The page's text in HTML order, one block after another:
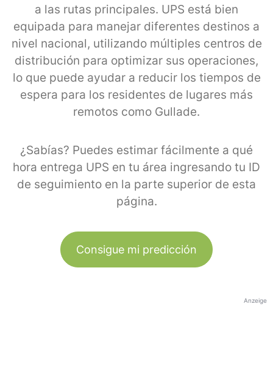
a las rutas principales. UPS está bien
equipada para manejar diferentes destinos a
nivel nacional, utilizando múltiples centros de
distribución para optimizar sus operaciones,
lo que puede ayudar a reducir los tiempos de
espera para los residentes de lugares más
remotos como Gullade.
¿Sabías? Puedes estimar fácilmente a qué
hora entrega UPS en tu área ingresando tu ID
de seguimiento en la parte superior de esta
página.
Consigue mi predicción
Anzeige